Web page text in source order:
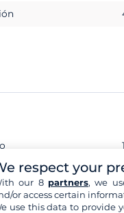
respect your
our 8 partners, we
or access certain
use this data to provide